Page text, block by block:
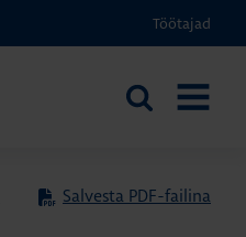
Töötajad
Otsi
Salvesta PDF-failina